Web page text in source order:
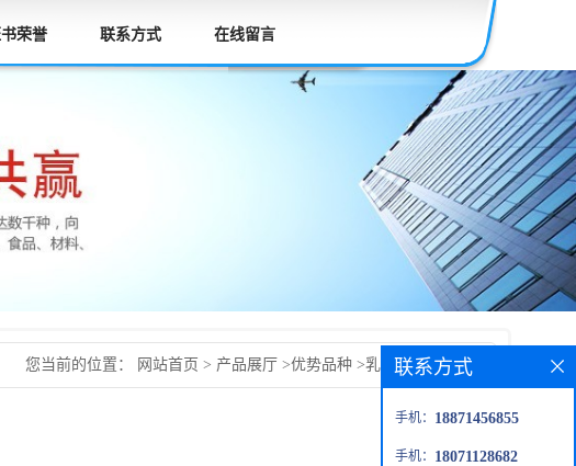
荣誉 联系方式 在线留言
您当前的位置： 网站首页 > 产品展厅 >优势品种 >乳化剂TX-2-TX-8
联系方式
手机： 18871456855
手机： 18071128682